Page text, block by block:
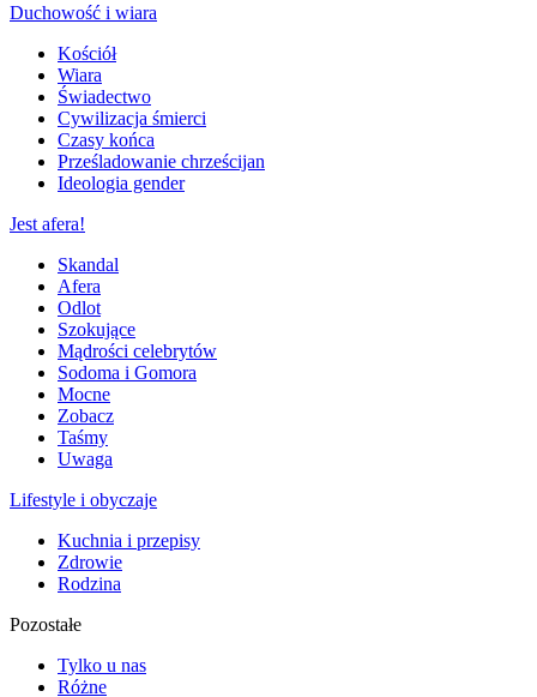
Duchowość i wiara
Kościół
Wiara
Świadectwo
Cywilizacja śmierci
Czasy końca
Prześladowanie chrześcijan
Ideologia gender
Jest afera!
Skandal
Afera
Odlot
Szokujące
Mądrości celebrytów
Sodoma i Gomora
Mocne
Zobacz
Taśmy
Uwaga
Lifestyle i obyczaje
Kuchnia i przepisy
Zdrowie
Rodzina
Pozostałe
Tylko u nas
Różne